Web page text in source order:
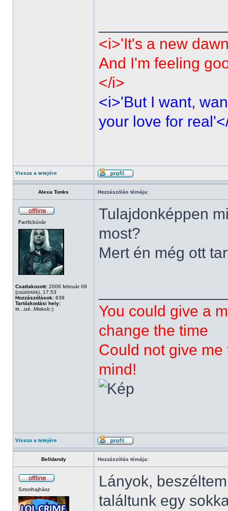
<i>'It's a new
And I'm feeling
</i>
<i>'But I want,
your love for
Vissza a tetejére
Alexa Tonks Hozzászólás témája:
Fanficbúvár
Csatlakozott: 2006 február 09
(csütörtök), 17:53
Hozzászólások: 639
Tartózkodási hely:
itt...izé..Miskolc:)
Tulajdonképpen
most?
Mert én még ott
You could give a
change the time
Could not give
mind!
Vissza a tetejére
Belldandy Hozzászólás témája:
Sztorihajhász
Lányok,
találtunk egy